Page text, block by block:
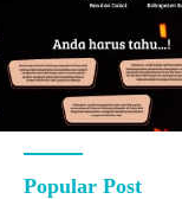
Popular Post